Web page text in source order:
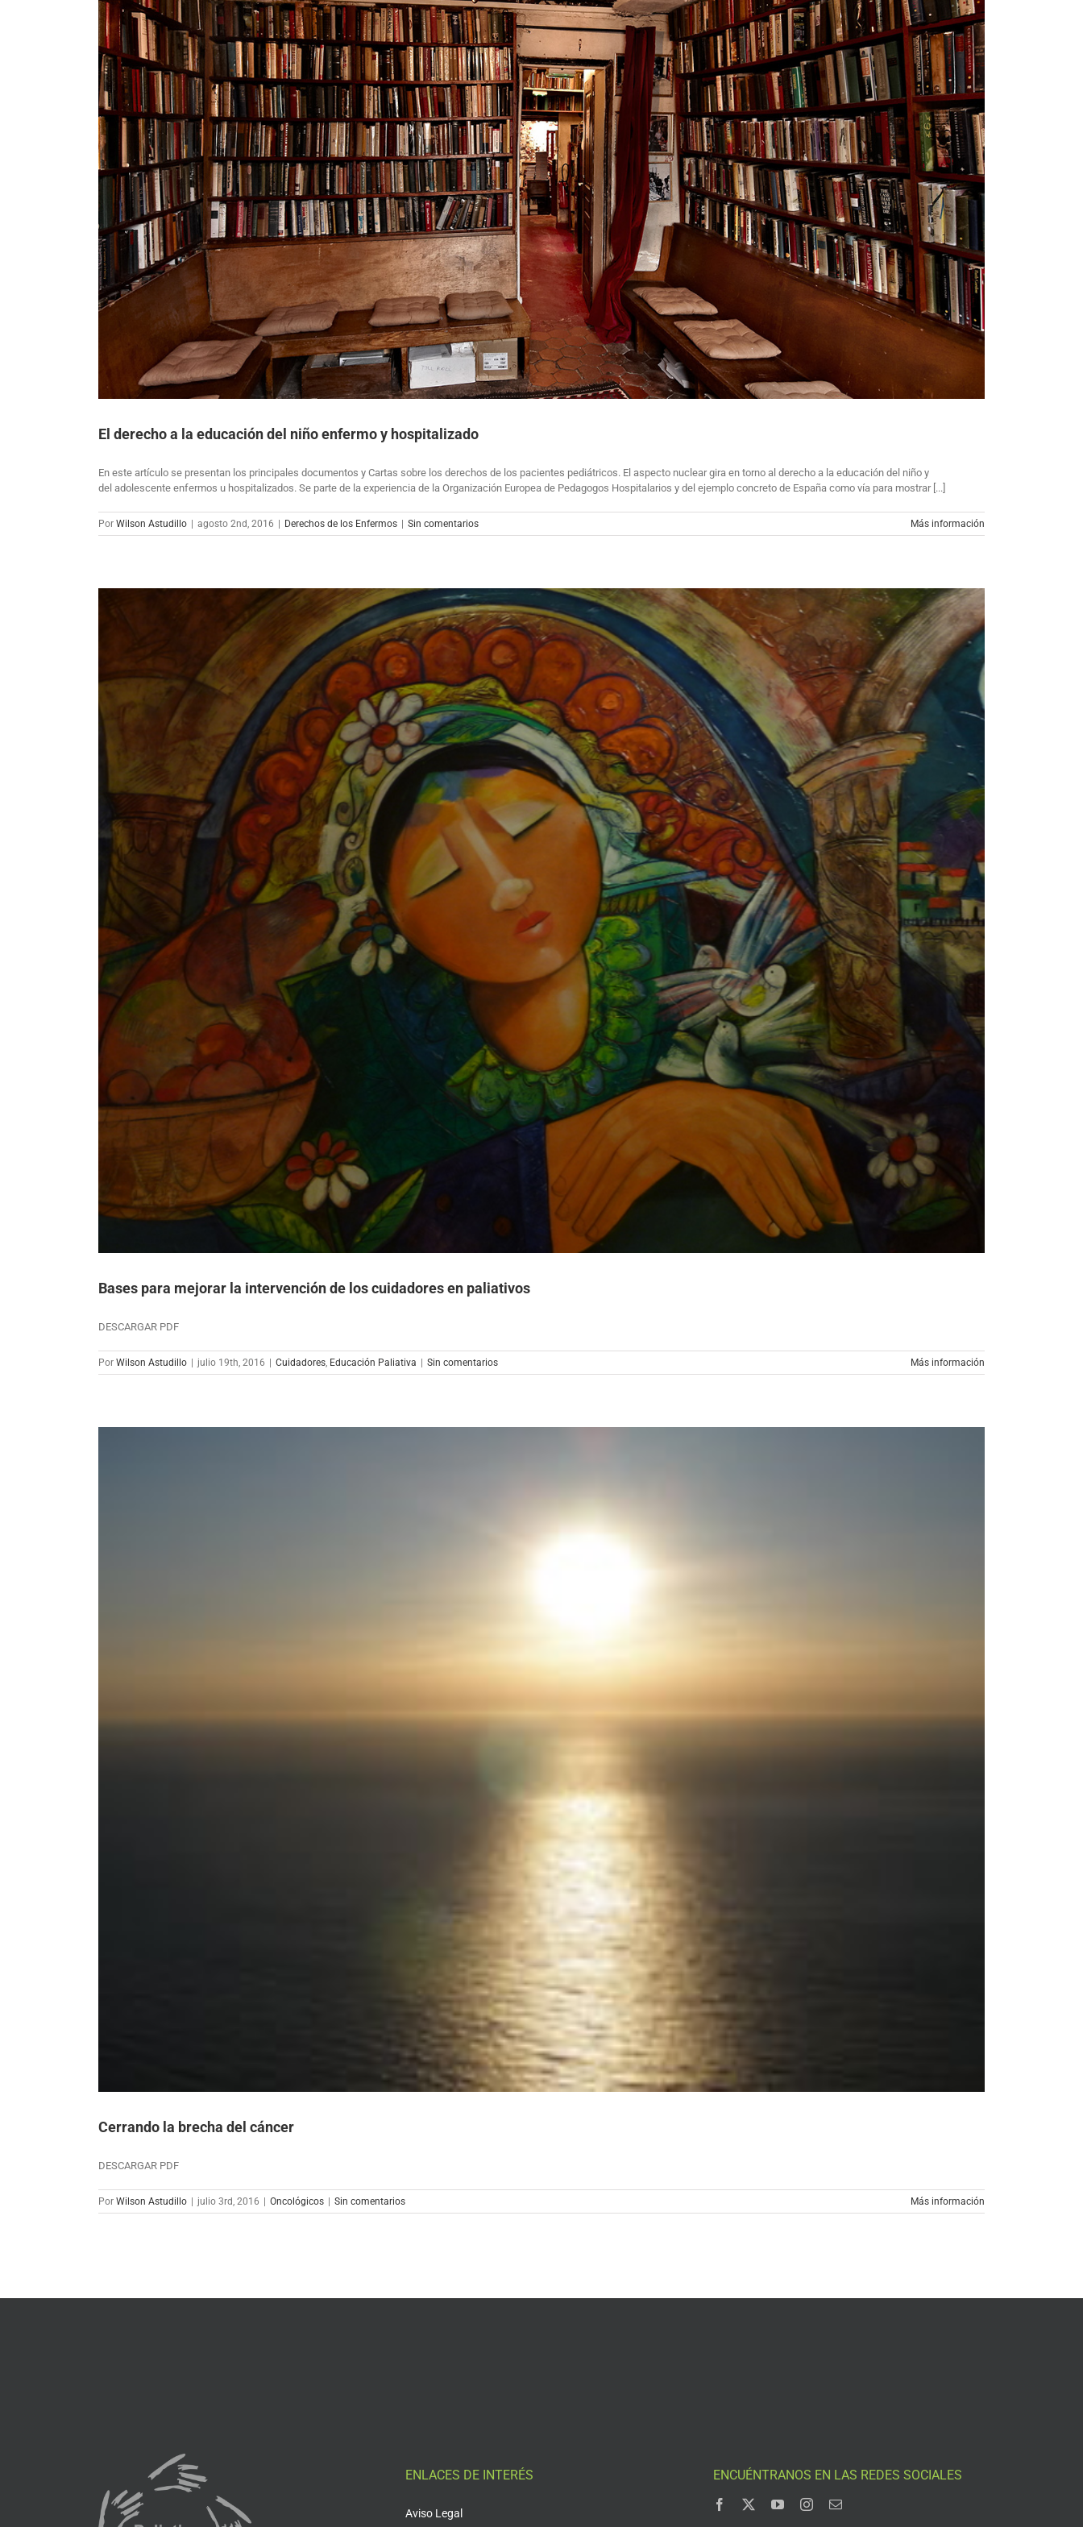
El derecho a la educación del niño enfermo y hospitalizado
En este artículo se presentan los principales documentos y Cartas sobre los derechos de los pacientes pediátricos. El aspecto nuclear gira en torno al derecho a la educación del niño y
del adolescente enfermos u hospitalizados. Se parte de la experiencia de la Organización Europea de Pedagogos Hospitalarios y del ejemplo concreto de España como vía para mostrar [...]
Por Wilson Astudillo | agosto 2nd, 2016 | Derechos de los Enfermos | Sin comentarios Más información
Bases para mejorar la intervención de los cuidadores en paliativos
DESCARGAR PDF
Por Wilson Astudillo | julio 19th, 2016 | Cuidadores Educación Paliativa | Sin comentarios Más información
Cerrando la brecha del cáncer
DESCARGAR PDF
Por Wilson Astudillo | julio 3rd, 2016 | Oncológicos | Sin comentarios Más información
ENLACES DE INTERÉS
Aviso Legal
ENCUÉNTRANOS EN LAS REDES SOCIALES